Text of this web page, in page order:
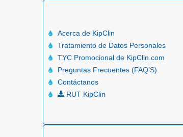
Acerca de KipClin
Tratamiento de Datos Personales
TYC Promocional de KipClin.com
Preguntas Frecuentes (FAQ’S)
Contáctanos
RUT KipClin